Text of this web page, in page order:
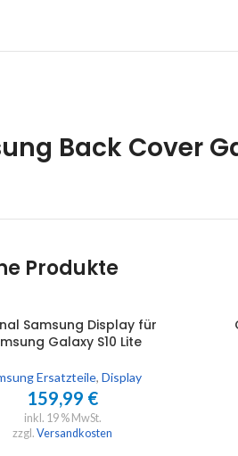
Back Cover
Produkte
Samsung Display für
Galaxy S10 Lite
Ersatzteile, Display
159,99 €
inkl. 19 % MwSt.
zzgl. Versandkosten